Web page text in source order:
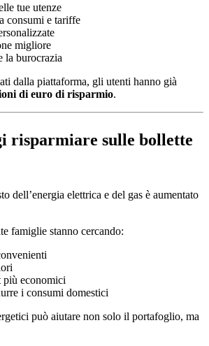
tue utenze
consumi e tariffe
migliore
la burocrazia
dalla piattaforma, gli utenti hanno già
di euro di risparmio.
risparmiare sulle bollette
dell’energia elettrica e del gas è aumentato
famiglie stanno cercando:
economici
i consumi domestici
può aiutare non solo il portafoglio, ma